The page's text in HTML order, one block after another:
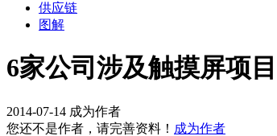
供应链
图解
6家公司涉及触摸屏项
2014-07-14 成为作者
您还不是作者，请完善资料！ 成为作者